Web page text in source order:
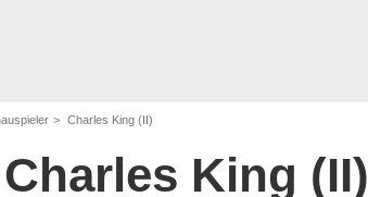
Charles King (II)
Charles King (II)